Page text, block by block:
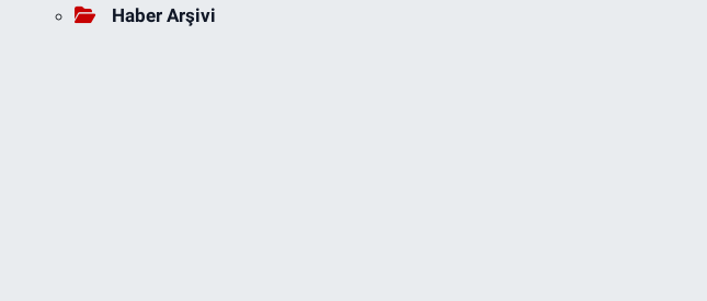
Haber Arşivi